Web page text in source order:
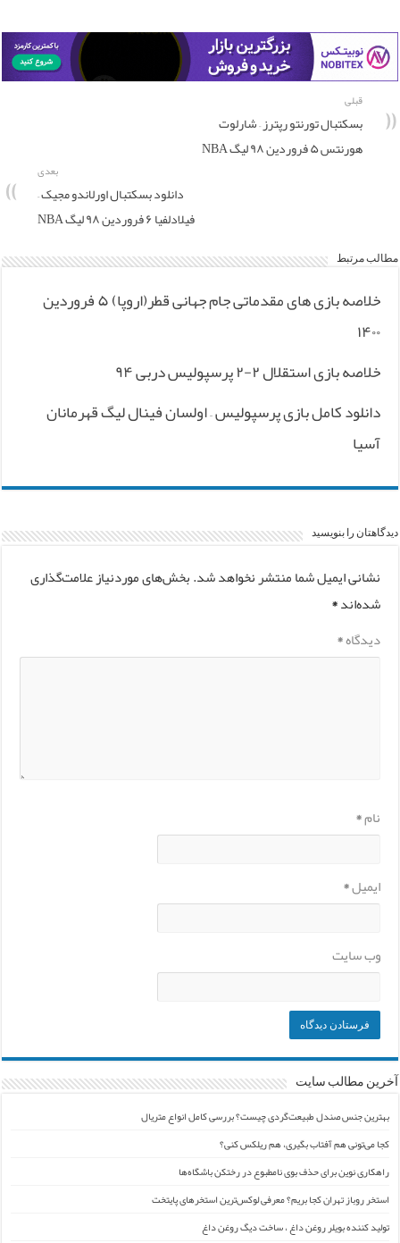
قبلی
بسکتبال تورنتو رپترز – شارلوت
هورنتس ۵ فروردین ۹۸ لیگ NBA
بعدی
دانلود بسکتبال اورلاندو مجیک –
فیلادلفیا ۶ فروردین ۹۸ لیگ NBA
مطالب مرتبط
خلاصه بازی های مقدماتی جام جهانی قطر(اروپا) ۵ فروردین
۱۴۰۰
خلاصه بازی استقلال ۲-۲ پرسپولیس دربی ۹۴
دانلود کامل بازی پرسپولیس – اولسان فینال لیگ قهرمانان
آسیا
دیدگاهتان را بنویسید
نشانی ایمیل شما منتشر نخواهد شد.بخش‌های موردنیاز علامت‌گذاری
شده‌اند*
دیدگاه*
نام*
ایمیل*
وب‌ سایت
آخرین مطالب سایت
بهترین جنس صندل طبیعت‌گردی چیست؟ بررسی کامل انواع متریال
کجا می‌تونی هم آفتاب بگیری، هم ریلکس کنی؟
راهکاری نوین برای حذف بوی نامطبوع در رختکن باشگاه‌ها
استخر روباز تهران کجا بریم؟ معرفی لوکس‌ترین استخرهای پایتخت
تولید کننده بویلر روغن داغ ، ساخت دیگ روغن داغ